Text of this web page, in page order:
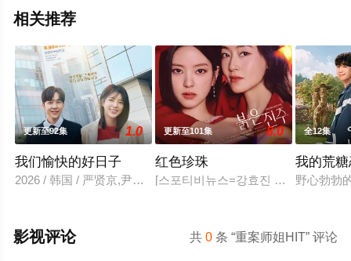
相关推荐
更新至92集 1.0
我们愉快的好日子
2026 / 韩国 / 严贤京,尹仲勋,申正允,尹多英,金惠玉,鲜于在德,尹
更新至101集 8.0
红色珍珠
[스포티비뉴스=강효진 기자] 배우 박
全12集
我的荒
野心勃勃
共0 条 “重案师姐HIT” 评论
影视评论